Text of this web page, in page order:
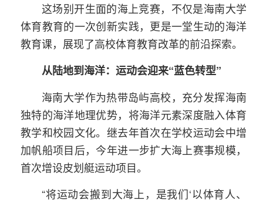
这场别开生面的海上竞赛，不仅是海南大学
体育教育的一次创新实践，更是一堂生动的海洋
教育课，展现了高校体育教育改革的前沿探索。
从陆地到海洋：运动会迎来“蓝色转型”
海南大学作为热带岛屿高校，充分发挥海南
独特的海洋地理优势，将海洋元素深度融入体育
教学和校园文化。继去年首次在学校运动会中增
加帆船项目后，今年进一步扩大海上赛事规模，
首次增设皮划艇运动项目。
“将运动会搬到大海上，是我们‘以体育人、